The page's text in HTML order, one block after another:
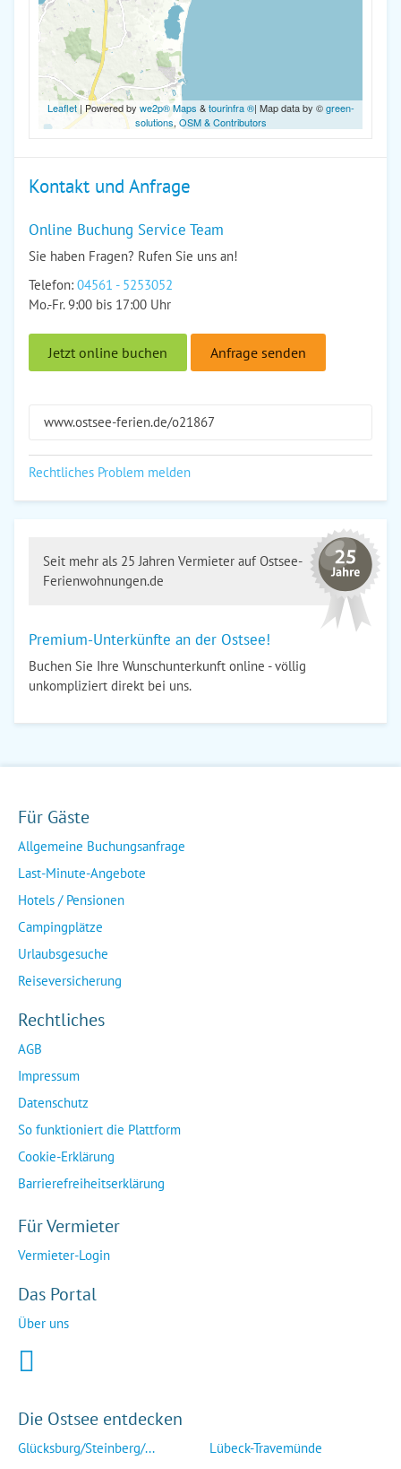
Leaflet| Powered by we2p® Maps &tourinfra ®| Map data by ©green-
solutions, OSM & Contributors
Kontakt und Anfrage
Online Buchung Service Team
Sie haben Fragen? Rufen Sie uns an!
Telefon: 04561 - 5253052
Mo.-Fr. 9:00 bis 17:00 Uhr
Jetzt online buchen Anfrage senden
www.ostsee-ferien.de/o21867
Rechtliches Problem melden
Seit mehr als 25 Jahren Vermieter auf Ostsee-
Ferienwohnungen.de
Premium-Unterkünfte an der Ostsee!
Buchen Sie Ihre Wunschunterkunft online - völlig
unkompliziert direkt bei uns.
Für Gäste
Allgemeine Buchungsanfrage
Last-Minute-Angebote
Hotels / Pensionen
Campingplätze
Urlaubsgesuche
Reiseversicherung
Rechtliches
AGB
Impressum
Datenschutz
So funktioniert die Plattform
Cookie-Erklärung
Barrierefreiheitserklärung
Für Vermieter
Vermieter-Login
Das Portal
Über uns
Die Ostsee entdecken
Glücksburg/Steinberg/...
Lübeck-Travemünde